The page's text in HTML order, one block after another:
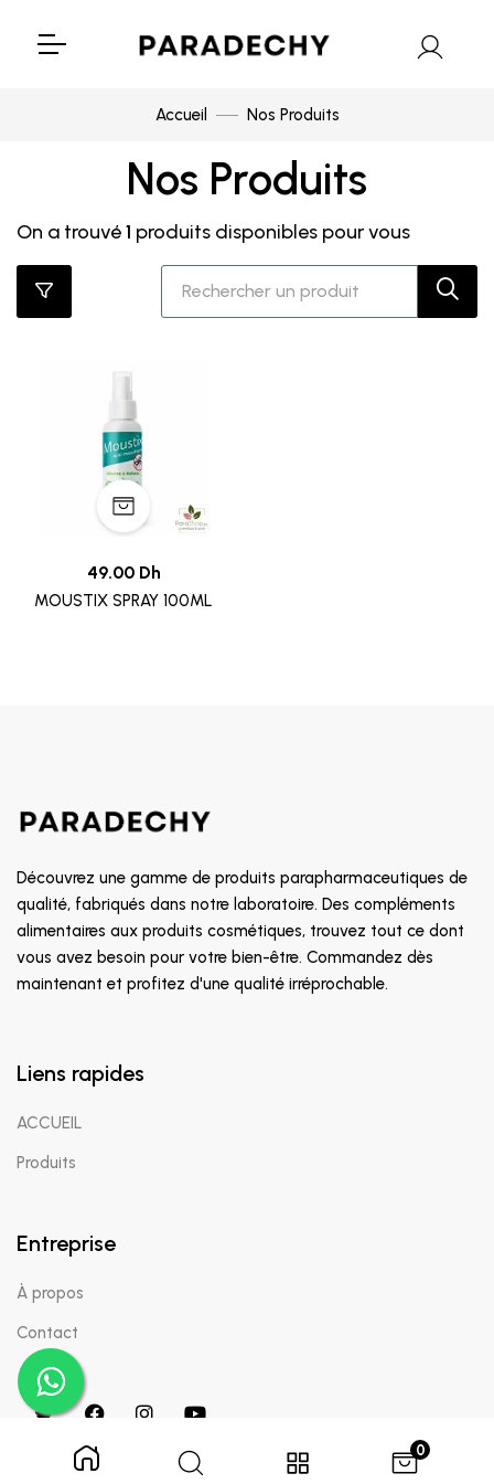
0
Accueil Nos Produits
Nos Produits
On a trouvé1 produits disponibles pour vous
49.00 Dh
MOUSTIX SPRAY 100ML
Découvrez une gamme de produits parapharmaceutiques de
qualité, fabriqués dans notre laboratoire. Des compléments
alimentaires aux produits cosmétiques, trouvez tout ce dont
vous avez besoin pour votre bien-être. Commandez dès
maintenant et profitez d'une qualité irréprochable.
Liens rapides
ACCUEIL
Produits
Entreprise
À propos
Contact